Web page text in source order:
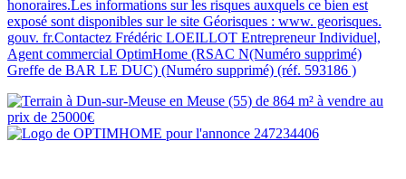
honoraires.Les informations sur les risques auxquels ce bien est
exposé sont disponibles sur le site Géorisques : www. georisques.
gouv. fr.Contactez Frédéric LOEILLOT Entrepreneur Individuel,
Agent commercial OptimHome (RSAC N(Numéro supprimé)
Greffe de BAR LE DUC) (Numéro supprimé) (réf. 593186 )